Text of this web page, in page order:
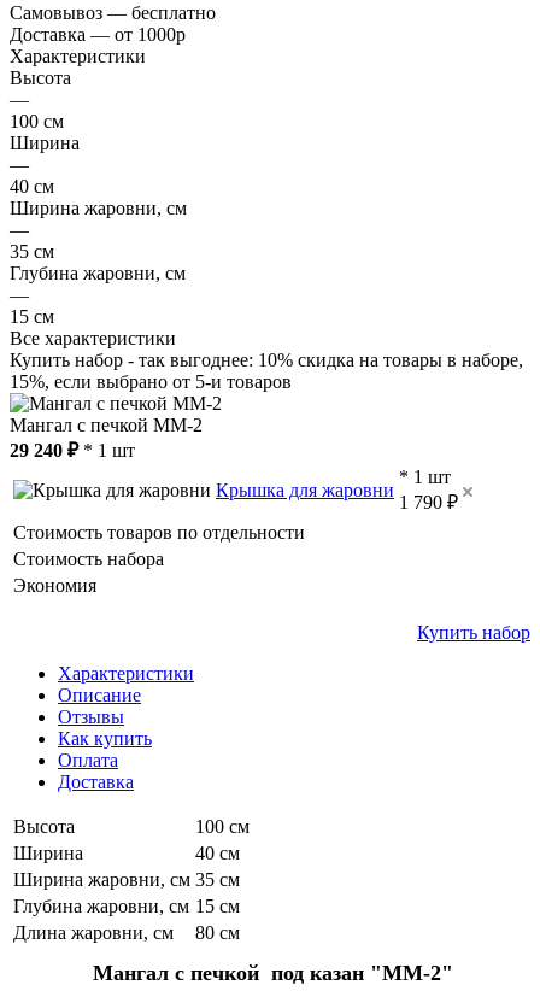
Самовывоз — бесплатно
Доставка — от 1000р
Характеристики
Высота
—
100 см
Ширина
—
40 см
Ширина жаровни, см
—
35 см
Глубина жаровни, см
—
15 см
Все характеристики
Купить набор - так выгоднее: 10% скидка на товары в наборе,
15%, если выбрано от 5-и товаров
Мангал с печкой ММ-2
29 240 ₽* 1 шт
Крышка для жаровни
* 1 шт
1 790 ₽
Стоимость товаров по отдельности
Стоимость набора
Экономия
Купить набор
Характеристики
Описание
Отзывы
Как купить
Оплата
Доставка
Высота
100 см
Ширина
40 см
Ширина жаровни, см 35 см
Глубина жаровни, см 15 см
Длина жаровни, см
80 см
Мангал с печкой  под казан "ММ-2"